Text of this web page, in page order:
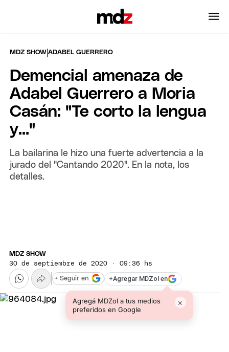
MDZ SHOW |ADABEL GUERRERO
Demencial amenaza de
Adabel Guerrero a Moria
Casán: "Te corto la lengua
y..."
La bailarina le hizo una fuerte advertencia a la
jurado del "Cantando 2020". En la nota, los
detalles.
MDZ SHOW
30 de septiembre de 2020 · 09:36 hs
+Agregar MDZol en
Agregá MDZol a tus medios
preferidos en Google
×
+ Seguir en